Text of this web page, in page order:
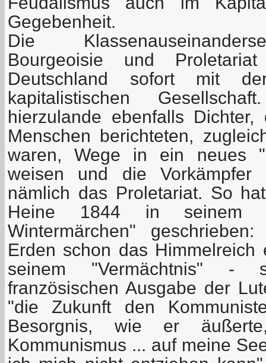
Gegebenheit.
Die
Bourgeoisie und
Deutschland sofort mit
kapitalistischen
hierzulande ebenfalls
Menschen berichteten,
waren, Wege in ein neues
weisen und die
nämlich das Proletariat. So
Heine 1844 in seinem
Wintermärchen"
Erden schon das
seinem "Vermächtnis" -
französischen Ausgabe der
"die Zukunft den
Besorgnis, wie er
Kommunismus ... auf meine